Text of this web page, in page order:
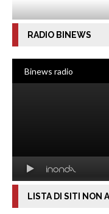
RADIO BINEWS
LISTA DI SITI NON